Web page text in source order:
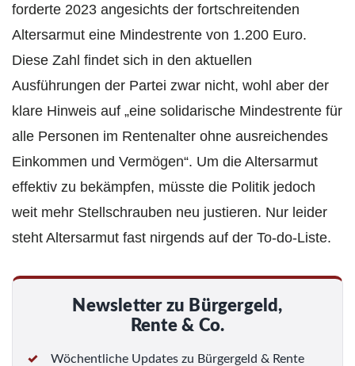
forderte 2023 angesichts der fortschreitenden
Altersarmut eine Mindestrente von 1.200 Euro.
Diese Zahl findet sich in den aktuellen
Ausführungen der Partei zwar nicht, wohl aber der
klare Hinweis auf „eine solidarische Mindestrente für
alle Personen im Rentenalter ohne ausreichendes
Einkommen und Vermögen“. Um die Altersarmut
effektiv zu bekämpfen, müsste die Politik jedoch
weit mehr Stellschrauben neu justieren. Nur leider
steht Altersarmut fast nirgends auf der To-do-Liste.
Newsletter zu Bürgergeld,
Rente & Co.
Wöchentliche Updates zu Bürgergeld & Rente